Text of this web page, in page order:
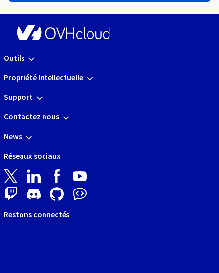
Outils
Propriété Intellectuelle
Support
Contactez nous
News
Réseaux sociaux
Restons connectés